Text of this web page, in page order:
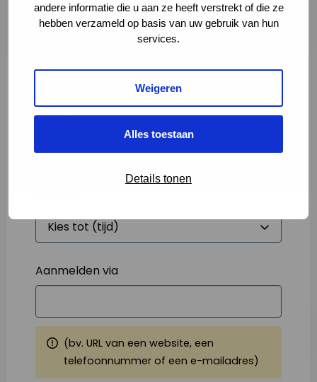
andere informatie die u aan ze heeft verstrekt of die ze
hebben verzameld op basis van uw gebruik van hun
services.
Weigeren
Alles toestaan
Details tonen
Starttijd*
Aanmelden via
(bv. URL van een website, een
telefoonnummer of een e-mailadres)